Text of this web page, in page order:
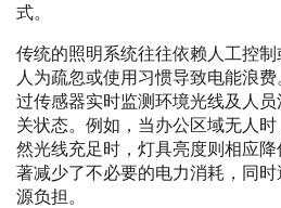
式。
传统的照明系统往往依赖人工控
人为疏忽或使用习惯导致电能浪
过传感器实时监测环境光线及人
关状态。例如，当办公区域无人
然光线充足时，灯具亮度则相应
著减少了不必要的电力消耗，同
源负担。